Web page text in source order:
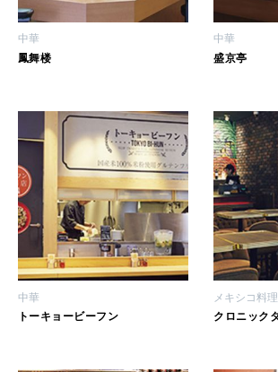
中華
鳳舞楼
中華
盛京亭
中華
トーキョービーフン
メキシコ料理
クロニック